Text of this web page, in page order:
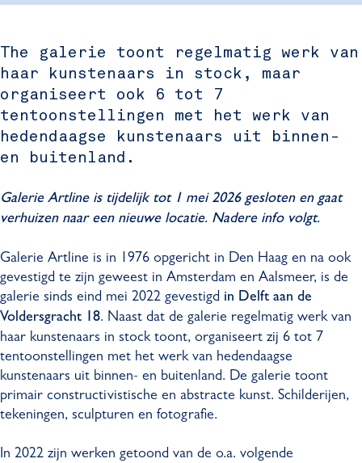
t
l
i
n
e
A
r
t
l
i
n
e
A
r
t
l
i
e
e
A
r
t
l
e
The galerie toont regelmatig werk van
haar kunstenaars in stock, maar
organiseert ook 6 tot 7
tentoonstellingen met het werk van
hedendaagse kunstenaars uit binnen-
en buitenland.
Galerie Artline is tijdelijk tot 1 mei 2026 gesloten en gaat
verhuizen naar een nieuwe locatie. Nadere info volgt.
Galerie Artline is in 1976 opgericht in Den Haag en na ook
gevestigd te zijn geweest in Amsterdam en Aalsmeer, is de
galerie sinds eind mei 2022 gevestigd in Delft aan de
Voldersgracht 18. Naast dat de galerie regelmatig werk van
haar kunstenaars in stock toont, organiseert zij 6 tot 7
tentoonstellingen met het werk van hedendaagse
kunstenaars uit binnen- en buitenland. De galerie toont
primair constructivistische en abstracte kunst. Schilderijen,
tekeningen, sculpturen en fotografie.
In 2022 zijn werken getoond van de o.a. volgende